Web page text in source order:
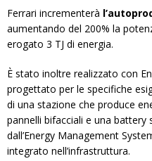
Ferrari incrementerà
aumentando del 200% la
erogato 3 TJ di energia.
È stato inoltre realizzato con
progettato per le specifiche
di una stazione che produce
pannelli bifacciali e una
dall’Energy Management
integrato nell’infrastruttura.